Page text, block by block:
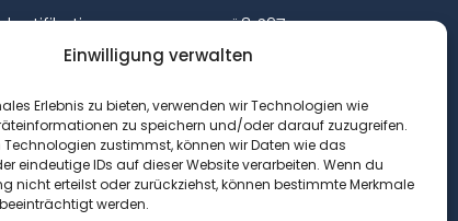
Einwilligung verwalten
Erlebnis zu bieten, verwenden wir Technologien wie
zu speichern und/oder darauf zuzugreifen.
zustimmst, können wir Daten wie das
eindeutige IDs auf dieser Website verarbeiten. Wenn du
nicht erteilst oder zurückziehst, können bestimmte Merkmale
werden.
gemäß §27a
DE 150093967
durch:
Ralf Auer
Daniel Herold